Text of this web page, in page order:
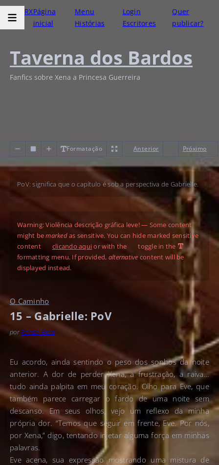
RXPágina
inicial
Menu
Histórias
Login
Escritores
Quer
publicar?
Taverna dos Bardos
Fanfics sobre Xena a Princesa Guerreira
Formatação Anterior Próximo
PoV: significa que o capítulo é sob a perspectiva de Gabrielle.
Warning: Violência descrição gráfica leve! — Some content
might bemarkedas sensitive. You can hide marked sensitive
content
clicando aquior with the
toggle in the
formatting menu. If provided, alternative content will be
displayed instead.
O Caminho
15 – Gabrielle: PoV
porPanda_Bard
Eu acordo, ainda sentindo o peso dos sonhos da noite
anterior. A dor de perder Xena, a frustração, a raiva…
tudo ainda palpita em meu coração. Olho para Eve, que
também parece carregar o fardo de uma noite sem
descanso. Em seus olhos, vejo um reflexo da minha
própria dor. “Temos que seguir em frente, Eve. Por nós,
por Xena,” digo, tentando injetar alguma força em minhas
palavras.
Eve acena, sua expressão mostrando uma mistura de